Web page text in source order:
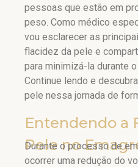
pessoas que estão em
peso. Como médico
vou esclarecer as
flacidez da pele e
para minimizá-la durante
Continue lendo e
pele nessa jornada de
Entendendo a
Pele no
Durante o processo de
ocorrer uma redução do